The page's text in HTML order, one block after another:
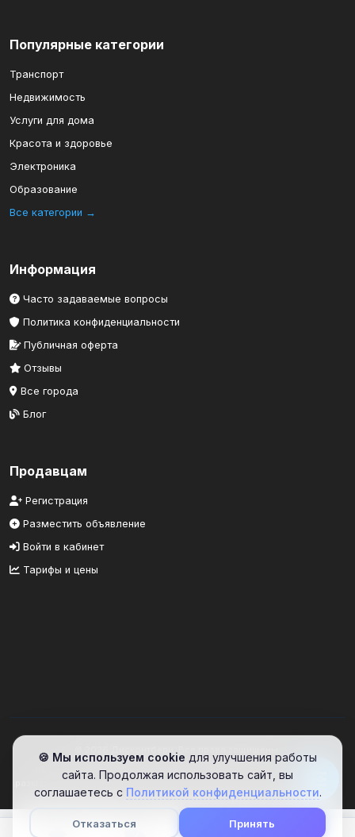
Популярные категории
Транспорт
Недвижимость
Услуги для дома
Красота и здоровье
Электроника
Образование
Все категории →
Информация
Часто задаваемые вопросы
Политика конфиденциальности
Публичная оферта
Отзывы
Все города
Блог
Продавцам
Регистрация
Разместить объявление
Войти в кабинет
Тарифы и цены
© 2026 Дисконтбери. Все права защищены.
Информационный портал. Сайт предоставляет площадку для
размещения объявлений. Проверяйте информацию самостоятельно.
🍪 Мы используем cookie для улучшения работы
сайта. Продолжая использовать сайт, вы
соглашаетесь с Политикой конфиденциальности.
Отказаться Принять